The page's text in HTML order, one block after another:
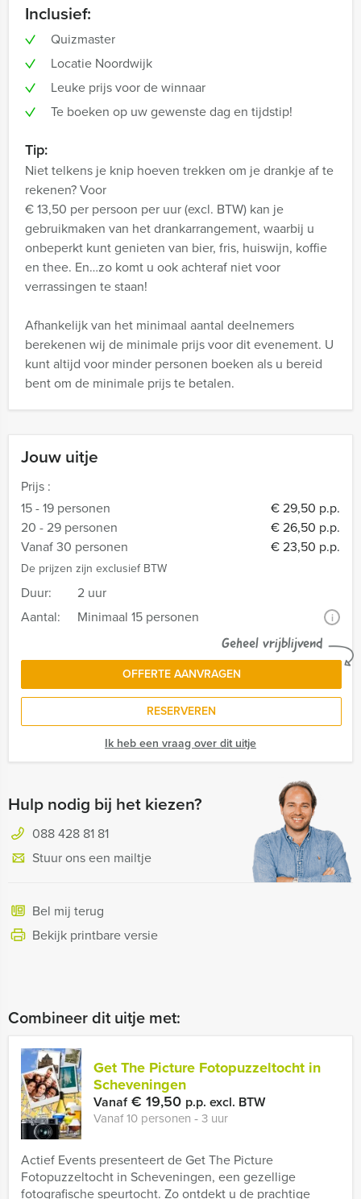
Jouw uitje
Prijs :
15 - 19 personen
€ 29,50 p.p.
20 - 29 personen
€ 26,50 p.p.
Vanaf 30 personen
€ 23,50 p.p.
De prijzen zijn exclusief BTW
Duur:
2 uur
Aantal:
Minimaal 15 personen i
Geheel vrijblijvend
OFFERTE AANVRAGEN
RESERVEREN
Ik heb een vraag over dit uitje
Hulp nodig bij het kiezen?
088 428 81 81
Stuur ons een mailtje
Bel mij terug
Bekijk printbare versie
Inclusief:
Quizmaster
Locatie Noordwijk
Leuke prijs voor de winnaar
Te boeken op uw gewenste dag en tijdstip!
Tip:
Niet telkens je knip hoeven trekken om je drankje af te
rekenen? Voor
€ 13,50 per persoon per uur (excl. BTW) kan je
gebruikmaken van het drankarrangement, waarbij u
onbeperkt kunt genieten van bier, fris, huiswijn, koffie
en thee. En…zo komt u ook achteraf niet voor
verrassingen te staan!
Afhankelijk van het minimaal aantal deelnemers
berekenen wij de minimale prijs voor dit evenement. U
kunt altijd voor minder personen boeken als u bereid
bent om de minimale prijs te betalen.
Combineer dit uitje met:
Get The Picture Fotopuzzeltocht in
Scheveningen
Vanaf€ 19,50 p.p. excl. BTW
Vanaf 10 personen ‐ 3 uur
Actief Events presenteert de Get The Picture
Fotopuzzeltocht in Scheveningen, een gezellige
fotografische speurtocht. Zo ontdekt u de prachtige